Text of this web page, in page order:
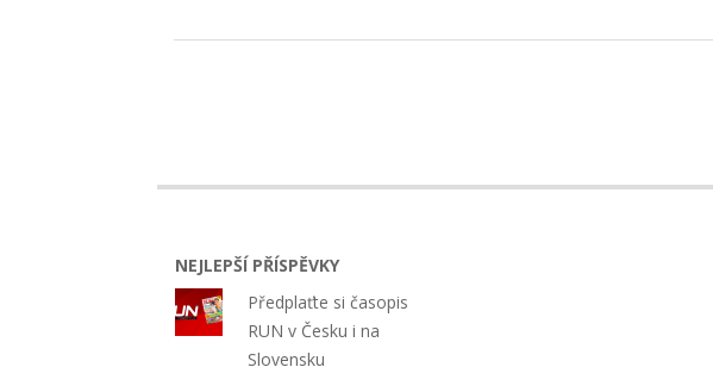
new new
NEJLEPŠÍ PŘÍSPĚVKY
Předplaťte si časopis
RUN v Česku i na
Slovensku